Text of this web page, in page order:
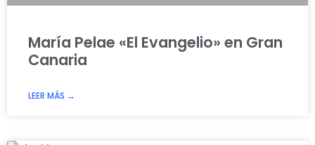
María Pelae «El Evangelio» en Gran
Canaria
LEER MÁS →